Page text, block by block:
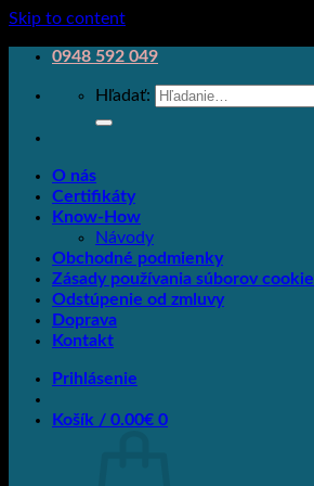
Skip to content
0948 592 049
Hľadať:
O nás
Certifikáty
Know-How
Návody
Obchodné podmienky
Zásady používania súborov cookie
Odstúpenie od zmluvy
Doprava
Kontakt
Prihlásenie
Košík / 0.00€ 0